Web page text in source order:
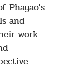
Phayao's
and
work